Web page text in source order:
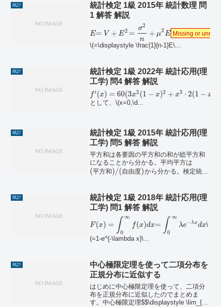
統計
統計検定 1級 2015年 統計数理 問
1 解答 解説
E= V + E2 =
σ2
n
+ μ2E Missing or
\(=\displaystyle \frac{1}{n-1}E\...
統計
統計検定 1級 2022年 統計応用(理
工学) 問4 解答 解説
f′(x) = 60(3x2 (1 − x)2 + x3 ⋅ 2(1 − x
として、\(x=0,\d...
統計
統計検定 1級 2015年 統計応用(理
工学) 問5 解答 解説
平方和は各要因の平方和の和が総平方和
になることから分かる。平均平方は
(平方和)/(自 由 度)から分かる。検定統計
分かる。各要因の自由度については、の
総平方和の分解式をもとに考えると...
統計
統計検定 1級 2018年 統計応用(理
工学) 問1 解答 解説
F(x) = ∫ ∞
0
f(x)dx= ∫ ∞
0
λe−λxdx\
(=1-e^{-\lambda x}\...
統計
中心極限定理を使って二項分布を
正規分布に近似する
はじめに中心極限定理を使って、二項分
布を正規分布に近似したのでまとめま
す。中心極限定理$$\displaystyle \lim_{n